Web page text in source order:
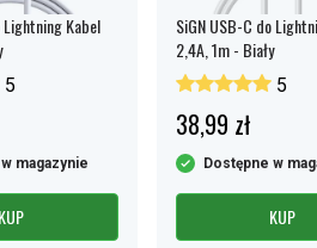
Lightning Kabel
5
magazynie
KUP
SiGN USB-C do
2,4A, 1m - Biały
5
38,99 zł
Dostępne w
KUP